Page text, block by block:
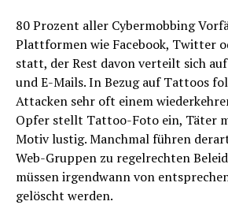
80 Prozent aller Cybermobbing
Plattformen wie Facebook, Twitter
statt, der Rest davon verteilt sich
und E-Mails. In Bezug auf Tattoos
Attacken sehr oft einem
Opfer stellt Tattoo-Foto ein, Täter
Motiv lustig. Manchmal führen
Web-Gruppen zu regelrechten
müssen irgendwann von
gelöscht werden.